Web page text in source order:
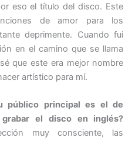
eso el título del disco. Este
de amor para los
deprimente. Cuando fui
en el camino que se llama
que este era mejor nombre
artístico para mí.
público principal es el de
el disco en inglés?
muy consciente, las